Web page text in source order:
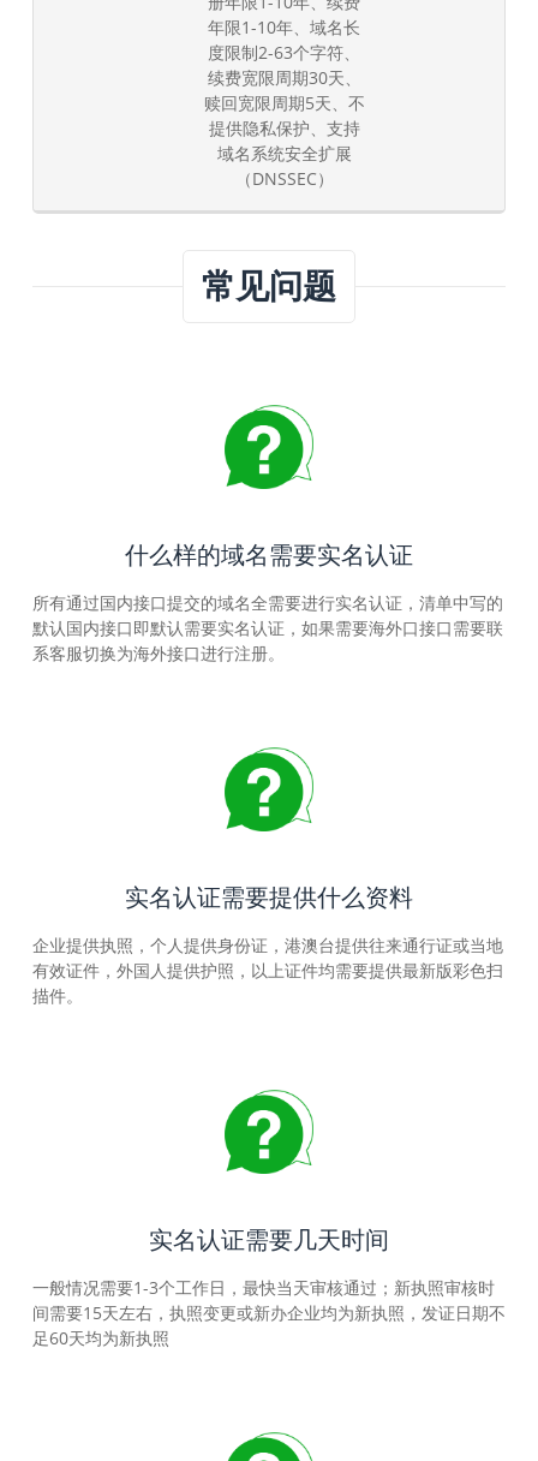
年限1-10年、域名长
度限制2-63个字符、
续费宽限周期30天、
赎回宽限周期5天、不
提供隐私保护、支持
域名系统安全扩展
（DNSSEC）
常见问题
什么样的域名需要实名认证
所有通过国内接口提交的域名全需要进行实名认证，清单中写的
默认国内接口即默认需要实名认证，如果需要海外口接口需要联
系客服切换为海外接口进行注册。
实名认证需要提供什么资料
企业提供执照，个人提供身份证，港澳台提供往来通行证或当地
有效证件，外国人提供护照，以上证件均需要提供最新版彩色扫
描件。
实名认证需要几天时间
一般情况需要1-3个工作日，最快当天审核通过；新执照审核时
间需要15天左右，执照变更或新办企业均为新执照，发证日期不
足60天均为新执照